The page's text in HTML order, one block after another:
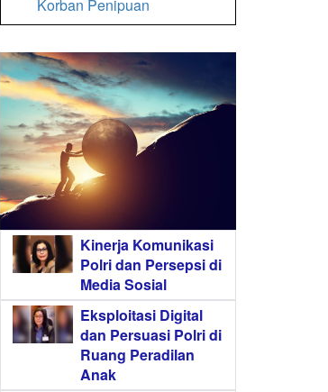
Korban Penipuan
Kinerja Komunikasi
Polri dan Persepsi di
Media Sosial
Eksploitasi Digital
dan Persuasi Polri di
Ruang Peradilan
Anak